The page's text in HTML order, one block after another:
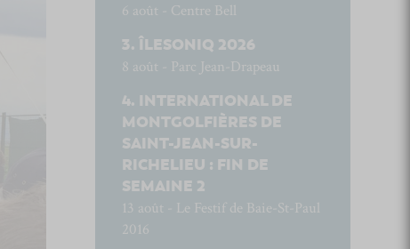
6 août - Centre Bell
ÎLESONIQ 2026
8 août - Parc Jean-Drapeau
INTERNATIONAL DE
MONTGOLFIÈRES DE
SAINT-JEAN-SUR-
RICHELIEU : FIN DE
SEMAINE 2
13 août - Le Festif de Baie-St-Paul
2016